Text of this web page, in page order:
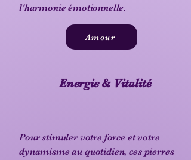
l'harmonie émotionnelle.
Amour
Energie & Vitalité
Pour stimuler votre force et votre
dynamisme au quotidien, ces pierres